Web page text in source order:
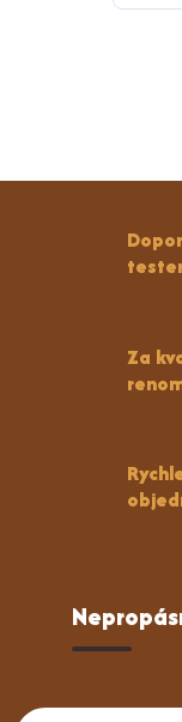
Za